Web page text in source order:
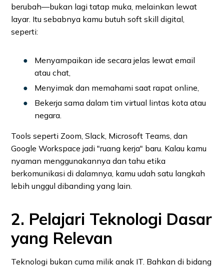
berubah—bukan lagi tatap muka, melainkan lewat
layar. Itu sebabnya kamu butuh soft skill digital,
seperti:
Menyampaikan ide secara jelas lewat email
atau chat,
Menyimak dan memahami saat rapat online,
Bekerja sama dalam tim virtual lintas kota atau
negara.
Tools seperti Zoom, Slack, Microsoft Teams, dan
Google Workspace jadi "ruang kerja" baru. Kalau kamu
nyaman menggunakannya dan tahu etika
berkomunikasi di dalamnya, kamu udah satu langkah
lebih unggul dibanding yang lain.
2. Pelajari Teknologi Dasar
yang Relevan
Teknologi bukan cuma milik anak IT. Bahkan di bidang